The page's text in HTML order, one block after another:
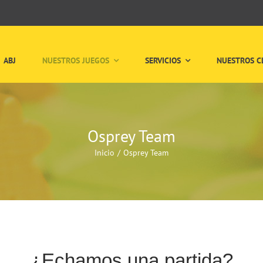
ABJ NUESTROS JUEGOS SERVICIOS NUESTROS
Osprey Team
Inicio Osprey Team